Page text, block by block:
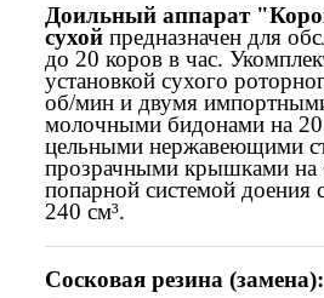
Доильный аппарат
сухой предназначен для
до 20 коров в час.
установкой сухого
об/мин и двумя
молочными бидонами на
цельными нержавеющими
прозрачными крышками на
попарной системой доения
240 см³.
Сосковая резина (замена):